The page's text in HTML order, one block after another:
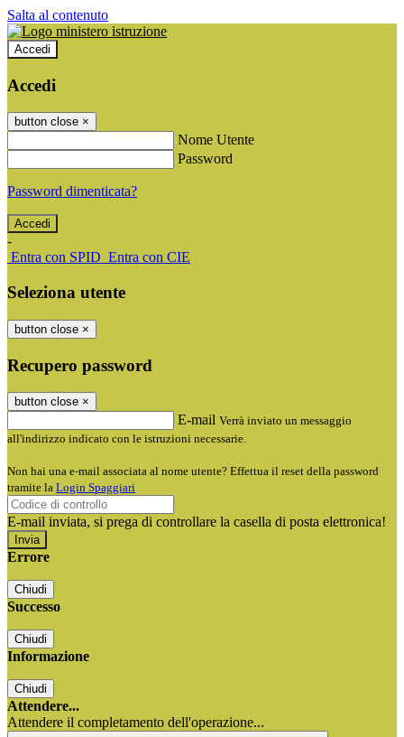
Salta al contenuto
Accedi
Accedi
button close ×
Nome Utente
Password
Password dimenticata?
-
Entra con SPID Entra con CIE
Seleziona utente
button close ×
Recupero password
button close ×
E-mail Verrà inviato un messaggio
all'indirizzo indicato con le istruzioni necessarie.
Non hai una e-mail associata al nome utente? Effettua il reset della password
tramite la Login Spaggiari
E-mail inviata, si prega di controllare la casella di posta elettronica!
Errore
Chiudi
Successo
Chiudi
Informazione
Chiudi
Attendere...
Attendere il completamento dell'operazione...